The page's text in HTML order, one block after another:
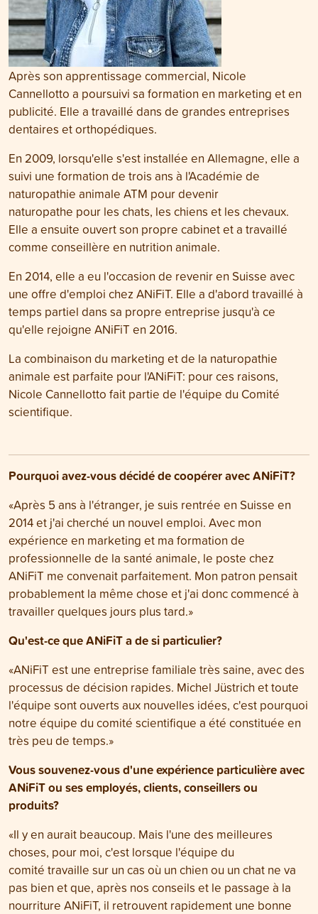
Après son apprentissage commercial, Nicole
Cannellotto a poursuivi sa formation en marketing et en
publicité. Elle a travaillé dans de grandes entreprises
dentaires et orthopédiques.
En 2009, lorsqu'elle s'est installée en Allemagne, elle a
suivi une formation de trois ans à l'Académie de
naturopathie animale ATM pour devenir
naturopathe pour les chats, les chiens et les chevaux.
Elle a ensuite ouvert son propre cabinet et a travaillé
comme conseillère en nutrition animale.
En 2014, elle a eu l'occasion de revenir en Suisse avec
une offre d'emploi chez ANiFiT. Elle a d'abord travaillé à
temps partiel dans sa propre entreprise jusqu'à ce
qu'elle rejoigne ANiFiT en 2016.
La combinaison du marketing et de la naturopathie
animale est parfaite pour l'ANiFiT: pour ces raisons,
Nicole Cannellotto fait partie de l'équipe du Comité
scientifique.
Pourquoi avez-vous décidé de coopérer avec ANiFiT?
«Après 5 ans à l'étranger, je suis rentrée en Suisse en
2014 et j'ai cherché un nouvel emploi. Avec mon
expérience en marketing et ma formation de
professionnelle de la santé animale, le poste chez
ANiFiT me convenait parfaitement. Mon patron pensait
probablement la même chose et j'ai donc commencé à
travailler quelques jours plus tard.»
Qu'est-ce que ANiFiT a de si particulier?
«ANiFiT est une entreprise familiale très saine, avec des
processus de décision rapides. Michel Jüstrich et toute
l'équipe sont ouverts aux nouvelles idées, c'est pourquoi
notre équipe du comité scientifique a été constituée en
très peu de temps.»
Vous souvenez-vous d'une expérience particulière avec
ANiFiT ou ses employés, clients, conseillers ou
produits?
«Il y en aurait beaucoup. Mais l'une des meilleures
choses, pour moi, c'est lorsque l'équipe du
comité travaille sur un cas où un chien ou un chat ne va
pas bien et que, après nos conseils et le passage à la
nourriture ANiFiT, il retrouvent rapidement une bonne